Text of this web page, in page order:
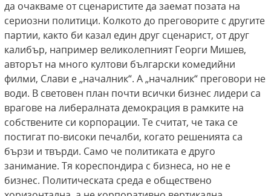
да очакваме от сценаристите да заемат позата на
сериозни политици. Колкото до преговорите с другите
партии, както би казал един друг сценарист, от друг
калибър, например великолепният Георги Мишев,
авторът на много култови български комедийни
филми, Слави е „началник“. А „началник“ преговори не
води. В световен план почти всички бизнес лидери са
врагове на либералната демокрация в рамките на
собствените си корпорации. Те считат, че така се
постигат по-високи печалби, когато решенията са
бързи и твърди. Само че политиката е друго
занимание. Тя кореспондира с бизнеса, но не е
бизнес. Политическата среда е обществено